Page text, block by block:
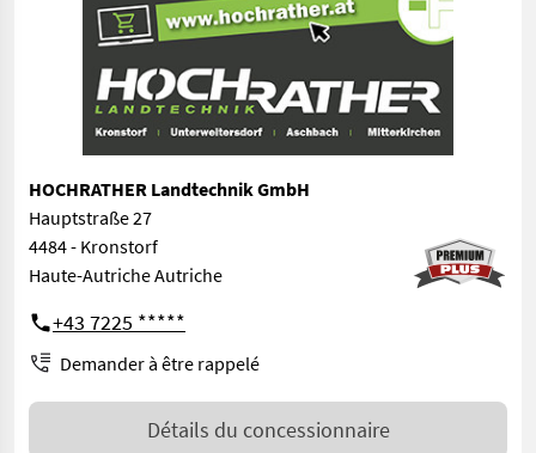
HOCHRATHER Landtechnik GmbH
Hauptstraße 27
4484 - Kronstorf
Haute-Autriche Autriche
+43 7225 *****
Demander à être rappelé
Détails du concessionnaire